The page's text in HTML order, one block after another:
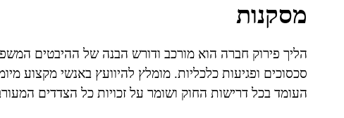
מסקנות
הליך פירוק חברה הוא מורכב ודורש הבנה של ההיבטים
סכסוכים ופגיעות כלכליות. מומלץ להיוועץ באנשי מקצוע
העומד בכל דרישות החוק ושומר על זכויות כל הצדדים